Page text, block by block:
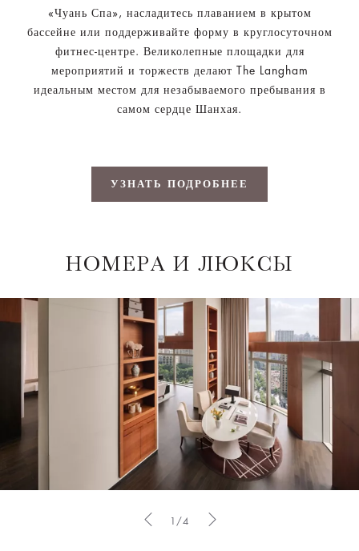
«Чуань Спа», насладитесь плаванием в крытом
бассейне или поддерживайте форму в круглосуточном
фитнес-центре. Великолепные площадки для
мероприятий и торжеств делают The Langham
идеальным местом для незабываемого пребывания в
самом сердце Шанхая.
УЗНАТЬ ПОДРОБНЕЕ
НОМЕРА И ЛЮКСЫ
1/4